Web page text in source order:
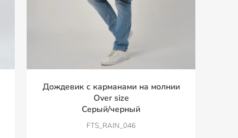
Дождевик с карманами на молнии
Over size
Серый/черный
FTS_RAIN_046